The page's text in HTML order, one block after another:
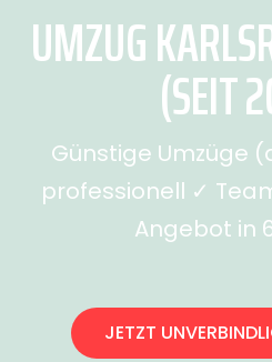
UMZUG
(SEIT
Günstige Umzüge
professionell ✓
Angebot in
JETZT